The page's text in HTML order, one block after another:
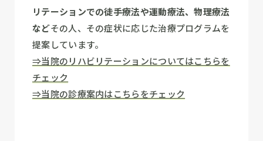
リテーションでの徒手療法や運動療法、物理療法
などその人、その症状に応じた治療プログラムを
提案しています。
⇒当院のリハビリテーションについてはこちらを
チェック
⇒当院の診療案内はこちらをチェック